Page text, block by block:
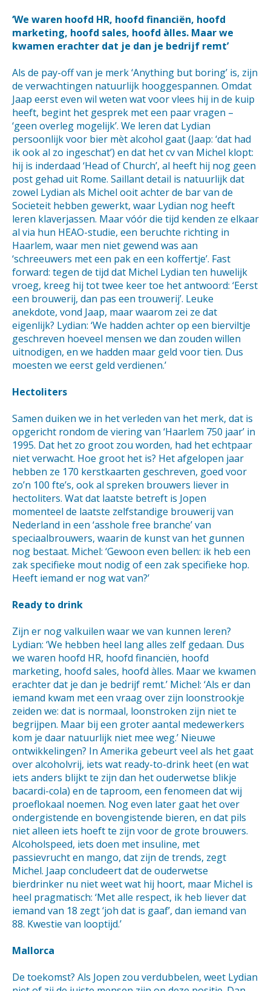
‘We waren hoofd HR, hoofd financiën, hoofd
marketing, hoofd sales, hoofd àlles. Maar we
kwamen erachter dat je dan je bedrijf remt’
Als de pay-off van je merk ‘Anything but boring’ is, zijn
de verwachtingen natuurlijk hooggespannen. Omdat
Jaap eerst even wil weten wat voor vlees hij in de kuip
heeft, begint het gesprek met een paar vragen –
‘geen overleg mogelijk’. We leren dat Lydian
persoonlijk voor bier mèt alcohol gaat (Jaap: ‘dat had
ik ook al zo ingeschat’) en dat het cv van Michel klopt:
hij is inderdaad ‘Head of Church’, al heeft hij nog geen
post gehad uit Rome. Saillant detail is natuurlijk dat
zowel Lydian als Michel ooit achter de bar van de
Societeit hebben gewerkt, waar Lydian nog heeft
leren klaverjassen. Maar vóór die tijd kenden ze elkaar
al via hun HEAO-studie, een beruchte richting in
Haarlem, waar men niet gewend was aan
‘schreeuwers met een pak en een koffertje’. Fast
forward: tegen de tijd dat Michel Lydian ten huwelijk
vroeg, kreeg hij tot twee keer toe het antwoord: ‘Eerst
een brouwerij, dan pas een trouwerij’. Leuke
anekdote, vond Jaap, maar waarom zei ze dat
eigenlijk? Lydian: ‘We hadden achter op een bierviltje
geschreven hoeveel mensen we dan zouden willen
uitnodigen, en we hadden maar geld voor tien. Dus
moesten we eerst geld verdienen.’
Hectoliters
Samen duiken we in het verleden van het merk, dat is
opgericht rondom de viering van ‘Haarlem 750 jaar’ in
1995. Dat het zo groot zou worden, had het echtpaar
niet verwacht. Hoe groot het is? Het afgelopen jaar
hebben ze 170 kerstkaarten geschreven, goed voor
zo’n 100 fte’s, ook al spreken brouwers liever in
hectoliters. Wat dat laatste betreft is Jopen
momenteel de laatste zelfstandige brouwerij van
Nederland in een ‘asshole free branche’ van
speciaalbrouwers, waarin de kunst van het gunnen
nog bestaat. Michel: ‘Gewoon even bellen: ik heb een
zak specifieke mout nodig of een zak specifieke hop.
Heeft iemand er nog wat van?’
Ready to drink
Zijn er nog valkuilen waar we van kunnen leren?
Lydian: ‘We hebben heel lang alles zelf gedaan. Dus
we waren hoofd HR, hoofd financiën, hoofd
marketing, hoofd sales, hoofd àlles. Maar we kwamen
erachter dat je dan je bedrijf remt.’ Michel: ‘Als er dan
iemand kwam met een vraag over zijn loonstrookje
zeiden we: dat is normaal, loonstroken zijn niet te
begrijpen. Maar bij een groter aantal medewerkers
kom je daar natuurlijk niet mee weg.’ Nieuwe
ontwikkelingen? In Amerika gebeurt veel als het gaat
over alcoholvrij, iets wat ready-to-drink heet (en wat
iets anders blijkt te zijn dan het ouderwetse blikje
bacardi-cola) en de taproom, een fenomeen dat wij
proeflokaal noemen. Nog even later gaat het over
ondergistende en bovengistende bieren, en dat pils
niet alleen iets hoeft te zijn voor de grote brouwers.
Alcoholspeed, iets doen met insuline, met
passievrucht en mango, dat zijn de trends, zegt
Michel. Jaap concludeert dat de ouderwetse
bierdrinker nu niet weet wat hij hoort, maar Michel is
heel pragmatisch: ‘Met alle respect, ik heb liever dat
iemand van 18 zegt ‘joh dat is gaaf’, dan iemand van
88. Kwestie van looptijd.’
Mallorca
De toekomst? Als Jopen zou verdubbelen, weet Lydian